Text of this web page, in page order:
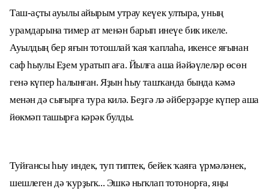
Таш-аҫты ауылы айырым утрау кеүек ултыра, уның
урамдарына тимер ат менән барып инеүе бик икеле.
Ауылдың бер яғын тотошлай ҡая ҡаплаһа, икенсе яғынан
саф һыулы Еҙем уратып аға. Йылға аша йәйәүлеләр өсөн
генә күпер һалынған. Яҙын һыу ташҡанда бында кәмә
менән дә сығырға тура килә. Беҙгә лә әйберҙәрҙе күпер аша
йөкмәп ташырға кәрәк булды.
Туйғансы һыу индек, туп типтек, бейек ҡаяға үрмәләнек,
шешлеген дә ҡурҙыҡ... Эшкә ныҡлап тотонорға, яңы